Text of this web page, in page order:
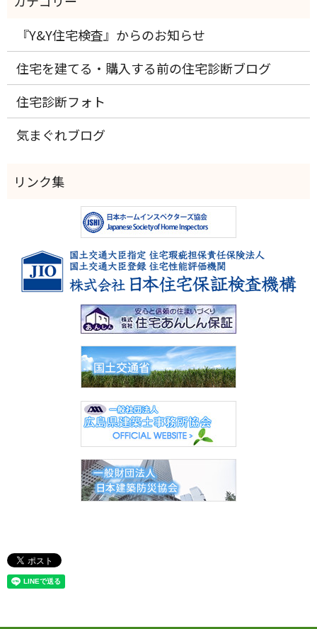
『Y&Y住宅検査』からのお知らせ
住宅を建てる・購入する前の住宅診断ブログ
住宅診断フォト
気まぐれブログ